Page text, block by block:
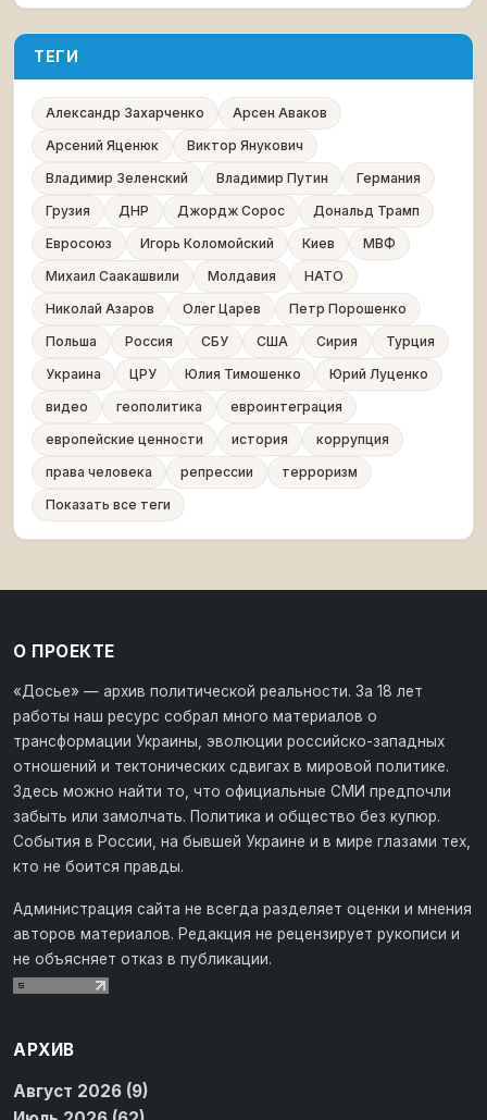
ТЕГИ
Александр Захарченко
Арсен Аваков
Арсений Яценюк
Виктор Янукович
Владимир Зеленский
Владимир Путин
Германия
Грузия
ДНР Джордж Сорос
Дональд Трамп
Евросоюз
Игорь Коломойский Киев
МВФ
Михаил Саакашвили
Молдавия
НАТО
Николай Азаров
Олег Царев
Петр Порошенко
Польша
Россия СБУ США Сирия
Турция
Украина
ЦРУ Юлия Тимошенко
Юрий Луценко
видео
геополитика
евроинтеграция
европейские ценности
история
коррупция
права человека
репрессии
терроризм
Показать все теги
О ПРОЕКТЕ
«Досье» — архив политической реальности. За 18 лет
работы наш ресурс собрал много материалов о
трансформации Украины, эволюции российско-западных
отношений и тектонических сдвигах в мировой политике.
Здесь можно найти то, что официальные СМИ предпочли
забыть или замолчать. Политика и общество без купюр.
События в России, на бывшей Украине и в мире глазами тех,
кто не боится правды.
Администрация сайта не всегда разделяет оценки и мнения
авторов материалов. Редакция не рецензирует рукописи и
не объясняет отказ в публикации.
АРХИВ
Август 2026 (9)